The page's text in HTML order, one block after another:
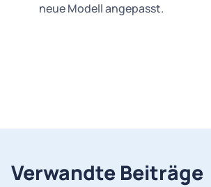
neue Modell angepasst.
Verwandte Beiträge